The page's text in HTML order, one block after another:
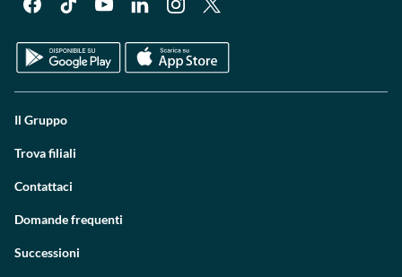
Il Gruppo
Trova filiali
Contattaci
Domande frequenti
Successioni